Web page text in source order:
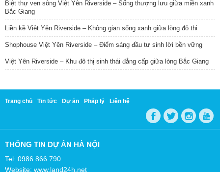
Biệt thự ven sông Việt Yên Riverside – Sống thượng lưu giữa miền xanh
Bắc Giang
Liền kề Việt Yên Riverside – Không gian sống xanh giữa lòng đô thị
Shophouse Việt Yên Riverside – Điểm sáng đầu tư sinh lời bền vững
Việt Yên Riverside – Khu đô thị sinh thái đẳng cấp giữa lòng Bắc Giang
Trang chủ Tin tức Dự án Pháp lý Liên hệ
THÔNG TIN DỰ ÁN HÀ NỘI
Tel: 0986 866 790
Website: www.land24h.net